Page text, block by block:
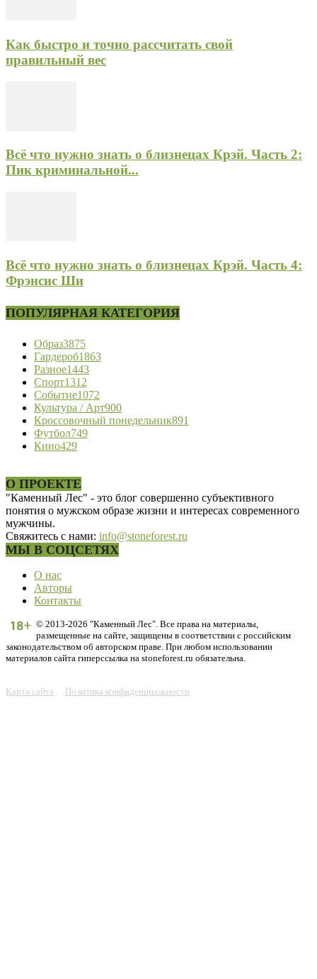
Как быстро и точно рассчитать свой
правильный вес
Всё что нужно знать о близнецах Крэй. Часть 2:
Пик криминальной...
Всё что нужно знать о близнецах Крэй. Часть 4:
Фрэнсис Ши
ПОПУЛЯРНАЯ КАТЕГОРИЯ
Образ3875
Гардероб1863
Разное1443
Спорт1312
Событие1072
Культура / Арт900
Кроссовочный понедельник891
Футбол749
Кино429
О ПРОЕКТЕ
"Каменный Лес" - это блог совершенно субъективного
понятия о мужском образе жизни и интересах современного
мужчины.
Свяжитесь с нами: info@stoneforest.ru
МЫ В СОЦСЕТЯХ
О нас
Авторы
Контакты
© 2013-2026 "Каменный Лес". Все права на материалы,
размещенные на сайте, защищены в соответствии с российским
законодательством об авторском праве. При любом использовании
материалов сайта гиперссылка на stoneforest.ru обязательна.
Карта сайта Политика конфиденциальности